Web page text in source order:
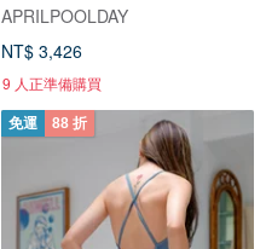
APRILPOOLDAY
NT$ 3,426
9 人正準備購買
免運 88 折